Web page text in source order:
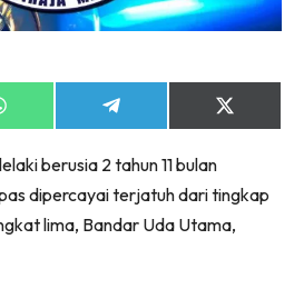
Share
on
Share
on
berusia 2 tahun 11 bulan
dipercayai terjatuh dari tingkap
lima, Bandar Uda Utama,